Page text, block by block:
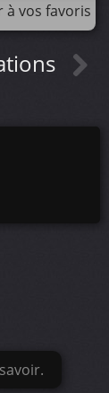
à vos favoris